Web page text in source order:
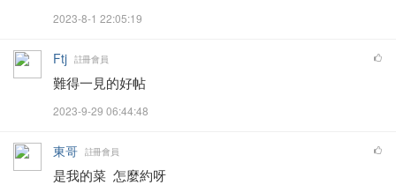
2023-8-1 22:05:19
Ftj 註冊會員
難得一見的好帖
2023-9-29 06:44:48
東哥 註冊會員
是我的菜 怎麼約呀